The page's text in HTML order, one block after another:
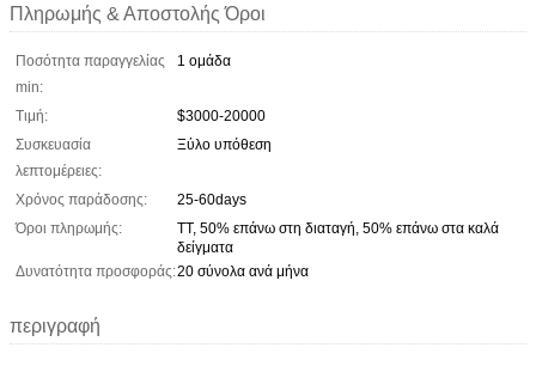
Πληρωμής & Αποστολής Όροι
Ποσότητα παραγγελίας
min:
1 ομάδα
Τιμή:
$3000-20000
Συσκευασία
λεπτομέρειες:
Ξύλο υπόθεση
Χρόνος παράδοσης:
25-60days
Όροι πληρωμής:
TT, 50% επάνω στη διαταγή, 50% επάνω στα καλά
δείγματα
Δυνατότητα προσφοράς:20 σύνολα ανά μήνα
περιγραφή